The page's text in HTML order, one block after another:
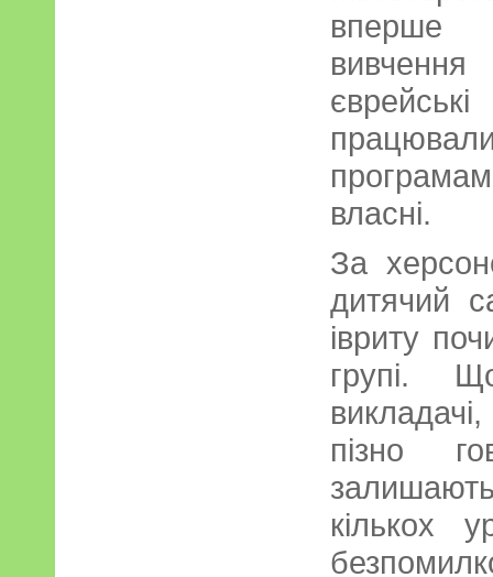
вперше
власні.
За
дитячий
івриту
групі.
пізно
кількох